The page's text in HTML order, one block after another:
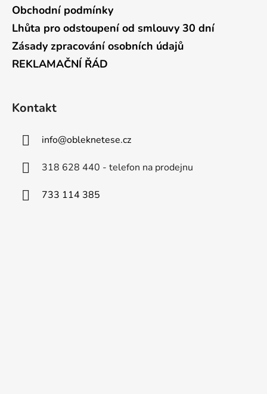
Obchodní podmínky
Lhůta pro odstoupení od smlouvy 30 dní
Zásady zpracování osobních údajů
REKLAMAČNÍ ŘÁD
Kontakt
info@obleknetese.cz
318 628 440 - telefon na prodejnu
733 114 385